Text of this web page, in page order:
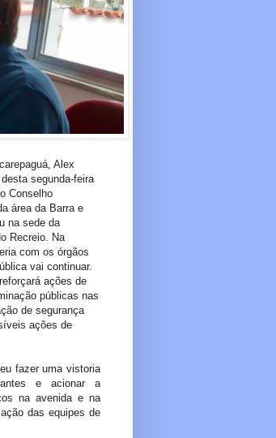
Alex
segunda-feira
Conselho
área da Barra e
na sede da
Recreio. Na
com os órgãos
vai continuar.
ações de
públicas nas
de segurança
ações de
fazer uma vistoria
e acionar a
na avenida e na
das equipes de